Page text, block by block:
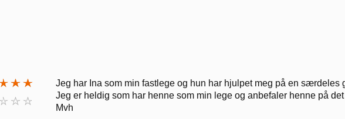
Jeg har Ina som min fastlege og hun har hjulpet meg på en særdeles
Jeg er heldig som har henne som min lege og anbefaler henne på
Mvh